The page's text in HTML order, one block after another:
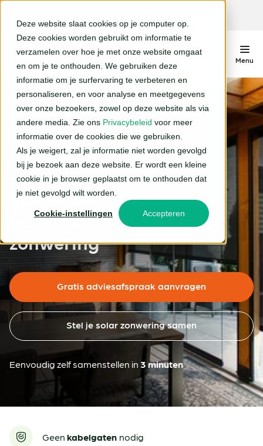
Deze website slaat cookies op je computer op.
Deze cookies worden gebruikt om informatie te
verzamelen over hoe je met onze website omgaat
en om je te onthouden. We gebruiken deze
informatie om je surfervaring te verbeteren en
personaliseren, en voor analyse en meetgegevens
over onze bezoekers, zowel op deze website als via
andere media. Zie ons Privacybeleid voor meer
informatie over de cookies die we gebruiken.
Als je weigert, zal je informatie niet worden gevolgd
bij je bezoek aan deze website. Er wordt een kleine
cookie in je browser geplaatst om te onthouden dat
je niet gevolgd wilt worden.
Cookie-instellingen Accepteren
Menu
Screens
Standaard screens
Ritsscreens
Solar screens
Rolluiken
Rolluiken
Solar rolluiken
Zonneschermen
Terrasschermen
Knikarmscherm
Solar zonwering
Over Degalux
Instructies
Blog
Projecten
Duurzaamheid
Plan adviesgesprek
Dealer portal login
Dealer worden
Instructies voor dealers
Home Solar
Combineer comfort en
duurzaamheid met solar
zonwering
Gratis adviesafspraak aanvragen
Stel je solar zonwering samen
Eenvoudig zelf samenstellen in 3 minuten
Geen kabelgaten nodig